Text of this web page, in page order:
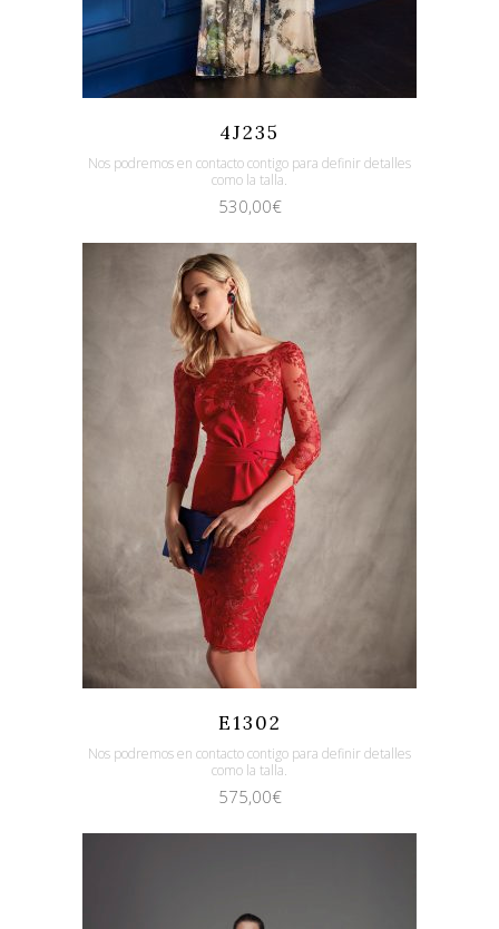
4J235
Nos podremos en contacto contigo para definir detalles
como la talla.
530,00€
E1302
Nos podremos en contacto contigo para definir detalles
como la talla.
575,00€